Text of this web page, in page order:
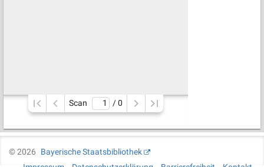
Scan / 0
©2026
Bayerische Staatsbibliothek